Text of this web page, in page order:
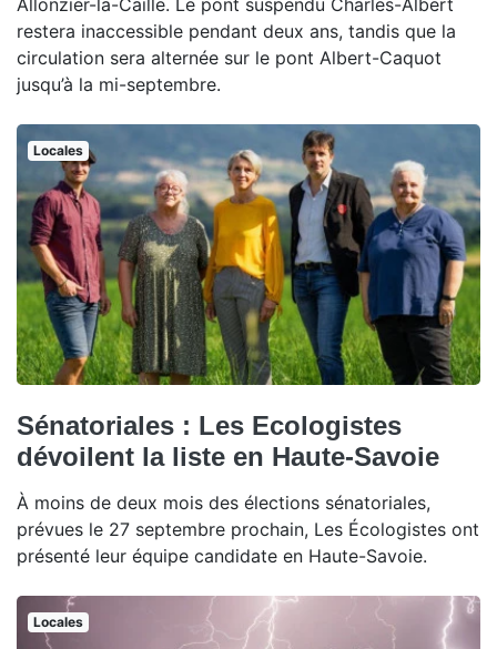
restera inaccessible pendant deux ans, tandis que la
circulation sera alternée sur le pont Albert-Caquot
jusqu’à la mi-septembre.
Locales
Sénatoriales : Les Ecologistes
dévoilent la liste en Haute-Savoie
À moins de deux mois des élections sénatoriales,
prévues le 27 septembre prochain, Les Écologistes ont
présenté leur équipe candidate en Haute-Savoie.
Locales